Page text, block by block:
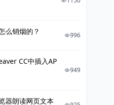
么销烟的？ 996
CC中插入AP
949
器朗读网页文本